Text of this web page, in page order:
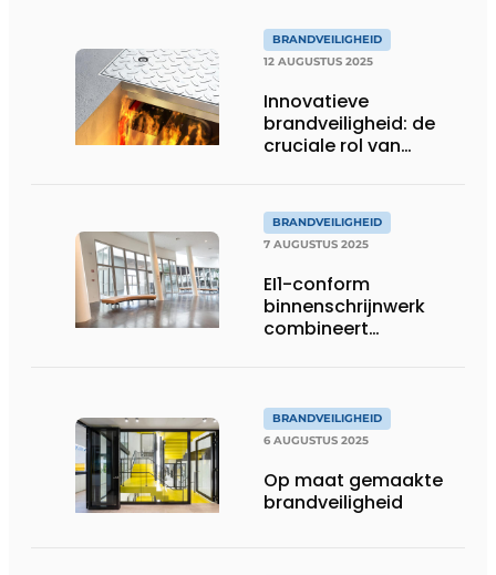
BRANDVEILIGHEID
12 AUGUSTUS 2025
Innovatieve
brandveiligheid: de
cruciale rol van
BRANDVEILIGHEID
7 AUGUSTUS 2025
EI1-conform
binnenschrijnwerk
combineert
BRANDVEILIGHEID
6 AUGUSTUS 2025
Op maat gemaakte
brandveiligheid